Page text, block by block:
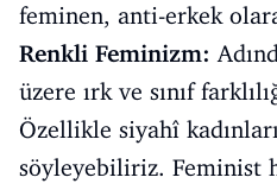
feminen, anti-erkek
Renkli Feminizm:
üzere ırk ve sınıf
Özellikle siyahî
söyleyebiliriz. Feminist